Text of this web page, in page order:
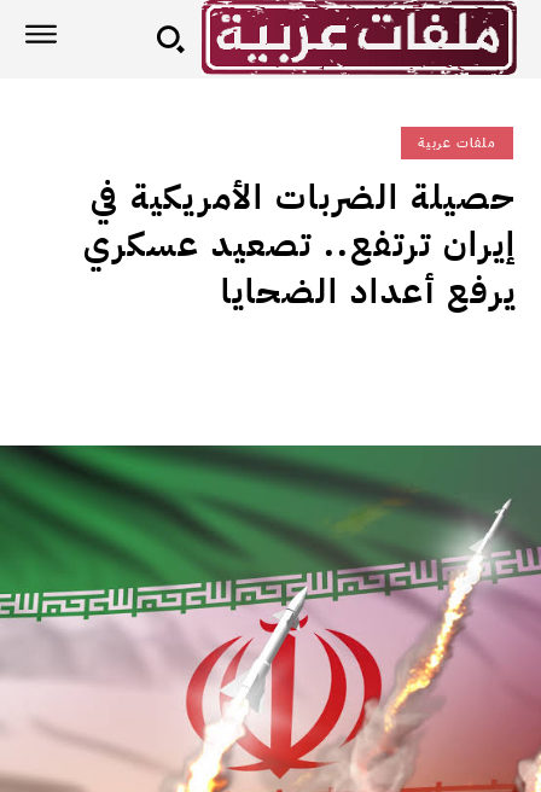
ملفات عربية
حصيلة الضربات الأمريكية في
إيران ترتفع.. تصعيد عسكري
يرفع أعداد الضحايا